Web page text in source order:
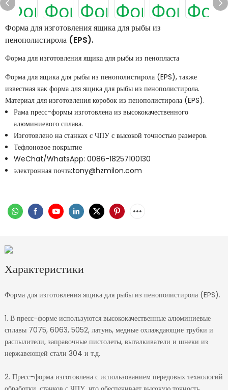
Форма для изготовления ящика для рыбы из
пенополистирола (EPS).
Форма для изготовления ящика для рыбы из пенопласта
Форма для ящика для рыбы из пенополистирола (EPS), также
известная как форма для ящика для рыбы из пенополистирола.
Материал для изготовления коробок из пенополистирола (EPS).
Рама пресс-формы изготовлена ​​из высококачественного
алюминиевого сплава.
Изготовлено на станках с ЧПУ с высокой точностью размеров.
Тефлоновое покрытие
WeChat/WhatsApp: 0086-18257100130
электронная почта:tony@hzmilon.com
Характеристики
Форма для изготовления ящика для рыбы из пенополистирола (EPS).
1. В пресс-форме используются высококачественные алюминиевые
сплавы 7075, 6063, 5052, латунь, медные охлаждающие трубки и
распылители, заправочные пистолеты, выталкиватели и шнеки из
нержавеющей стали 304 и т.д.
2. Пресс-форма изготовлена ​​с использованием передовых технологий